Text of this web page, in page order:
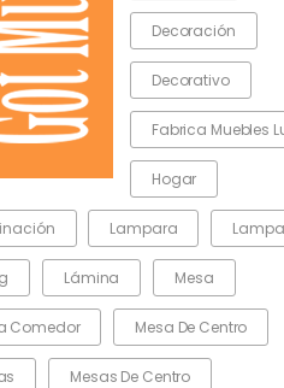
Decoración
Decorativo
Fabrica Muebles
Hogar
Lampara
Lámina Mesa
Comedor Mesa De Centro
Mesas De Centro